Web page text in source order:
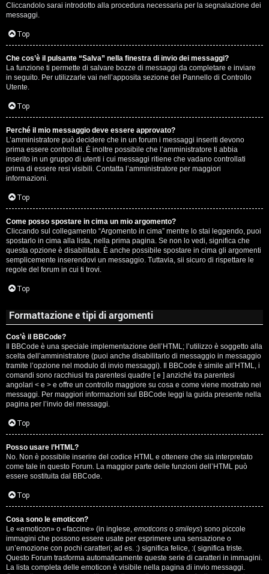
Cliccandolo sarai introdotto alla procedura necessaria per la segnalazione dei
messaggi.
Top
Che cos’è il pulsante “Salva” nella finestra di invio dei messaggi?
La funzione ti permette di salvare bozze di messaggi da completare e inviare
in seguito. Per utilizzarle vai nell’apposita sezione del Pannello di Controllo
Utente.
Top
Perché il mio messaggio deve essere approvato?
L’amministratore può decidere che in un forum i messaggi inseriti devono
prima essere controllati. È inoltre possibile che l’amministratore ti abbia
inserito in un gruppo di utenti i cui messaggi ritiene che vadano controllati
prima di essere resi visibili. Contatta l’amministratore per maggiori
informazioni.
Top
Come posso spostare in cima un mio argomento?
Cliccando sul collegamento “Argomento in cima” mentre lo stai leggendo, puoi
spostarlo in cima alla lista, nella prima pagina. Se non lo vedi, significa che
questa opzione è disabilitata. È anche possibile spostare in cima gli argomenti
semplicemente inserendovi un messaggio. Tuttavia, sii sicuro di rispettare le
regole del forum in cui ti trovi.
Top
Formattazione e tipi di argomenti
Cos’è il BBCode?
Il BBCode è una speciale implementazione dell’HTML; l’utilizzo è soggetto alla
scelta dell’amministratore (puoi anche disabilitarlo di messaggio in messaggio
tramite l’opzione nel modulo di invio messaggi). Il BBCode è simile all’HTML, i
comandi sono racchiusi tra parentesi quadre [ e ] anziché tra parentesi
angolari < e > e offre un controllo maggiore su cosa e come viene mostrato nei
messaggi. Per maggiori informazioni sul BBCode leggi la guida presente nella
pagina per l’invio dei messaggi.
Top
Posso usare l’HTML?
No. Non è possibile inserire del codice HTML e ottenere che sia interpretato
come tale in questo Forum. La maggior parte delle funzioni dell’HTML può
essere sostituita dal BBCode.
Top
Cosa sono le emoticon?
Le «emoticon» o «faccine» (in inglese, emoticons o smileys) sono piccole
immagini che possono essere usate per esprimere una sensazione o
un’emozione con pochi caratteri; ad es. :) significa felice, :( significa triste.
Questo Forum trasforma automaticamente queste serie di caratteri in immagini.
La lista completa delle emoticon è visibile nella pagina di invio messaggi.
r
a
t
e
c
o
n
G
i
g
i
D
'
A
g
o
s
t
i
n
o
R
i
f
l
e
s